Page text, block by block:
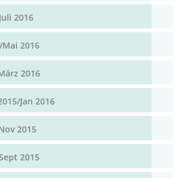
2016
2016
2016
Jan 2016
2015
2015